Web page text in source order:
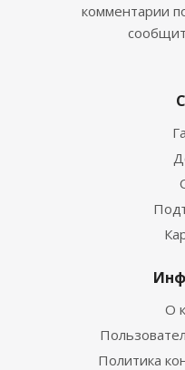
комментарии
О
Политика